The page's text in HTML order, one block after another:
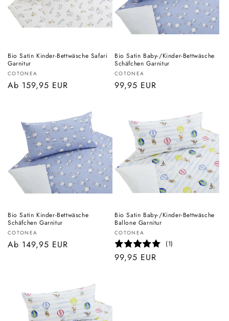
Bio Satin Kinder-Bettwäsche Safari
Garnitur
Anbieter:
COTONEA
Normaler
Ab 159,95 EUR
Bio Satin Baby-/Kinder-Bettwäsche
Schäfchen Garnitur
Anbieter:
COTONEA
Normaler
99,95 EUR
Bio Satin Kinder-Bettwäsche
Schäfchen Garnitur
Anbieter:
COTONEA
Normaler
Ab 149,95 EUR
Bio Satin Baby-/Kinder-Bettwäsche
Ballone Garnitur
Anbieter:
COTONEA
(1)
Normaler
99,95 EUR